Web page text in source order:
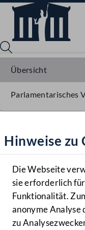
Hilfe
Benutzer
MENÜ
Hinweise zu
Die Webseite
sie erforderlich
Funktionalität.
anonyme
zu
Übersicht
Parlamentarisches